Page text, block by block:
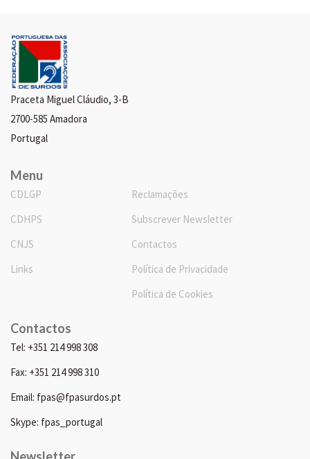
Praceta Miguel Cláudio, 3-B
2700-585 Amadora
Portugal
Menu
CDLGP
CDHPS
CNJS
Links
Reclamações
Subscrever Newsletter
Contactos
Política de Privacidade
Política de Cookies
Contactos
Tel: +351 214 998 308
Fax: +351 214 998 310
Email: fpas@fpasurdos.pt
Skype: fpas_portugal